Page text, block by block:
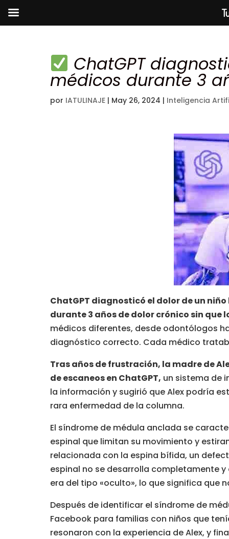
ChatGPT
médicos durante 3
por IATULINAJE | May 26, 2024 | Inteligencia
ChatGPT diagnosticó el dolor de un
durante 3 años de dolor crónico sin
médicos diferentes, desde odontólogos
diagnóstico correcto. Cada médico
Tras años de frustración, la madre de
de escaneos en ChatGPT, un sistema de
la información y sugirió que Alex podría
rara enfermedad de la columna.
El síndrome de médula anclada se
espinal que limitan su movimiento y
relacionada con la espina bífida, un
espinal no se desarrolla completamente y
era del tipo «oculto», lo que significa que
Después de identificar el síndrome de
Facebook para familias con niños que
resonaron con la experiencia de Alex, y